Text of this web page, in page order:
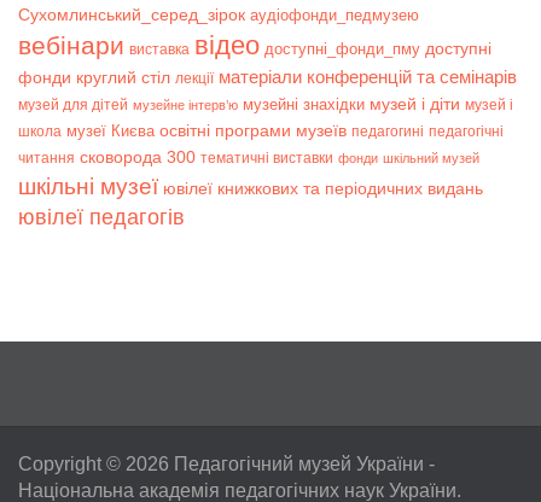
Сухомлинський_серед_зірок аудіофонди_педмузею
вебінари виставка відео доступні_фонди_пму доступні
фонди круглий стіл лекції матеріали конференцій та семінарів
музей для дітей музейне інтерв’ю музейні знахідки музей і діти музей і
школа музеї Києва освітні програми музеїв педагогині педагогічні
читання сковорода 300 тематичні виставки фонди шкільний музей
шкільні музеї ювілеї книжкових та періодичних видань
ювілеї педагогів
Copyright © 2026 Педагогічний музей України -
Національна академія педагогічних наук України.